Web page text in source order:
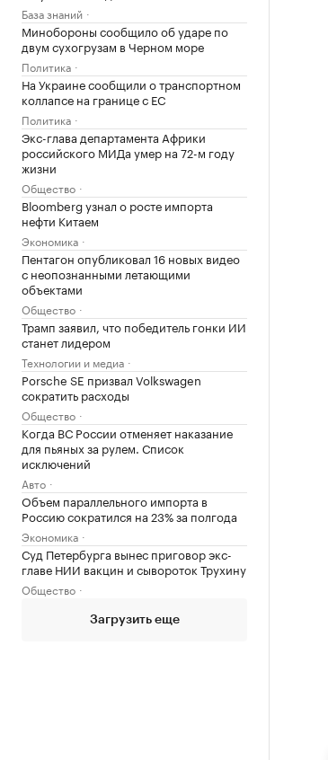
База знаний
Минобороны сообщило об ударе по
двум сухогрузам в Черном море
Политика
На Украине сообщили о транспортном
коллапсе на границе с ЕС
Политика
Экс-глава департамента Африки
российского МИДа умер на 72-м году
жизни
Общество
Bloomberg узнал о росте импорта
нефти Китаем
Экономика
Пентагон опубликовал 16 новых видео
с неопознанными летающими
объектами
Общество
Трамп заявил, что победитель гонки ИИ
станет лидером
Технологии и медиа
Porsche SE призвал Volkswagen
сократить расходы
Общество
Когда ВС России отменяет наказание
для пьяных за рулем. Список
исключений
Авто
Объем параллельного импорта в
Россию сократился на 23% за полгода
Экономика
Суд Петербурга вынес приговор экс-
главе НИИ вакцин и сывороток Трухину
Общество
Загрузить еще